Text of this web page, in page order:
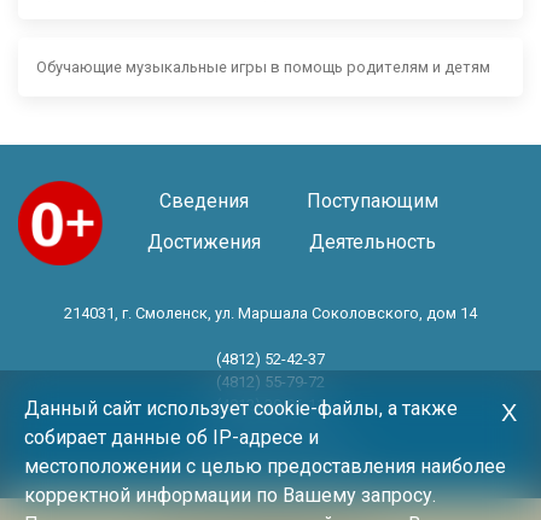
Обучающие музыкальные игры в помощь родителям и детям
Сведения
Поступающим
Достижения
Деятельность
214031, г. Смоленск, ул. Маршала Соколовского, дом 14
(4812) 52-42-37
(4812) 55-79-72
(4812) 30-06-11
Год основания 1983 год
Данный сайт использует cookie-файлы, а также
собирает данные об IP-адресе и
местоположении с целью предоставления наиболее
корректной информации по Вашему запросу.
Х